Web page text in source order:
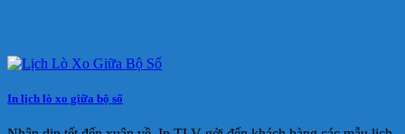
In lịch lò xo giữa bộ số